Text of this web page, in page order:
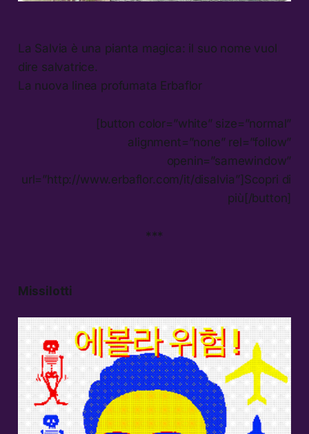
La Salvia è una pianta magica: il suo nome vuol
dire salvatrice.
La nuova linea profumata Erbaflor
[button color=”white” size=”normal”
alignment=”none” rel=”follow”
openin=”samewindow”
url=”http://www.erbaflor.com/it/disalvia”]Scopri di
più[/button]
***
Missilotti